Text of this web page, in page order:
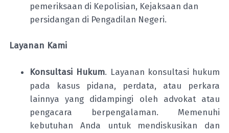
pemeriksaan di Kepolisian, Kejaksaan dan
persidangan di Pengadilan Negeri.
Layanan Kami
Konsultasi Hukum. Layanan konsultasi hukum
pada kasus pidana, perdata, atau perkara
lainnya yang didampingi oleh advokat atau
pengacara berpengalaman. Memenuhi
kebutuhan Anda untuk mendiskusikan dan